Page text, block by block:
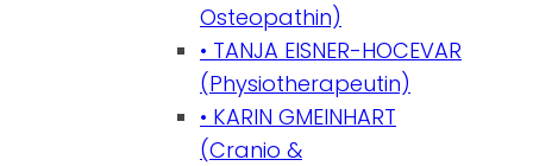
Osteopathin)
• TANJA EISNER-HOCEVAR
(Physiotherapeutin)
• KARIN GMEINHART
(Cranio &